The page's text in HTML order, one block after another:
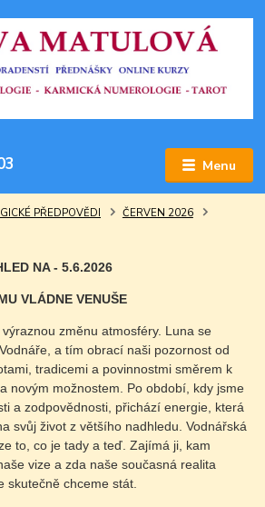
Menu
PŘEDPOVĚDI
ČERVEN 2026
NA - 5.6.2026
VLÁDNE VENUŠE
změnu atmosféry. Luna se
a tím obrací naši pozornost od
tradicemi a povinnostmi směrem k
novým možnostem. Po období, kdy jsme
a zodpovědnosti, přichází energie, která
svůj život z většího nadhledu. Vodnářská
to, co je tady a teď. Zajímá ji, kam
vize a zda naše současná realita
skutečně chceme stát.